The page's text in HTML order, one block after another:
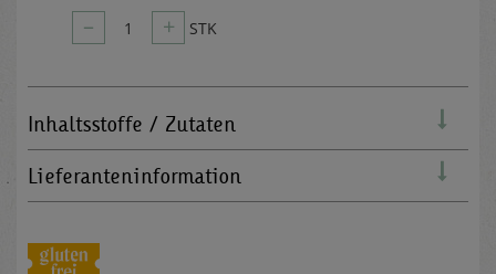
– 1 + STK
Inhaltsstoffe / Zutaten
Lieferanteninformation